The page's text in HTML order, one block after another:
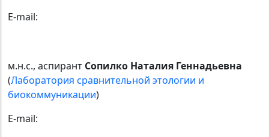
E-mail:
м.н.с., аспирант Сопилко Наталия Геннадьевна
(Лаборатория сравнительной этологии и
биокоммуникации)
E-mail: